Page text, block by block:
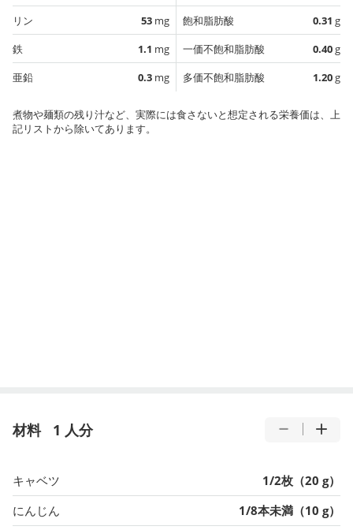
リン
53 mg
鉄
1.1 mg
亜鉛
0.3 mg
飽和脂肪酸
0.31 g
一価不飽和脂肪酸
0.40g
多価不飽和脂肪酸
1.20g
煮物や麺類の残り汁など、実際には食さないと想定される栄養価は、上
記リストから除いてあります。
材料 1 人分
キャベツ
1/2枚（20 g）
にんじん
1/8本未満（10 g）